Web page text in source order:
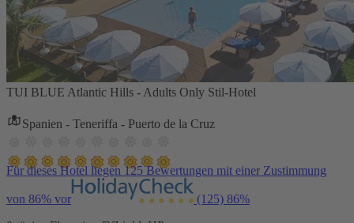
TUI BLUE Atlantic Hills - Adults Only Stil-Hotel
Spanien - Teneriffa - Puerto de la Cruz
Für dieses Hotel liegen 125 Bewertungen mit einer Zustimmung
von 86% vor (125) 86%